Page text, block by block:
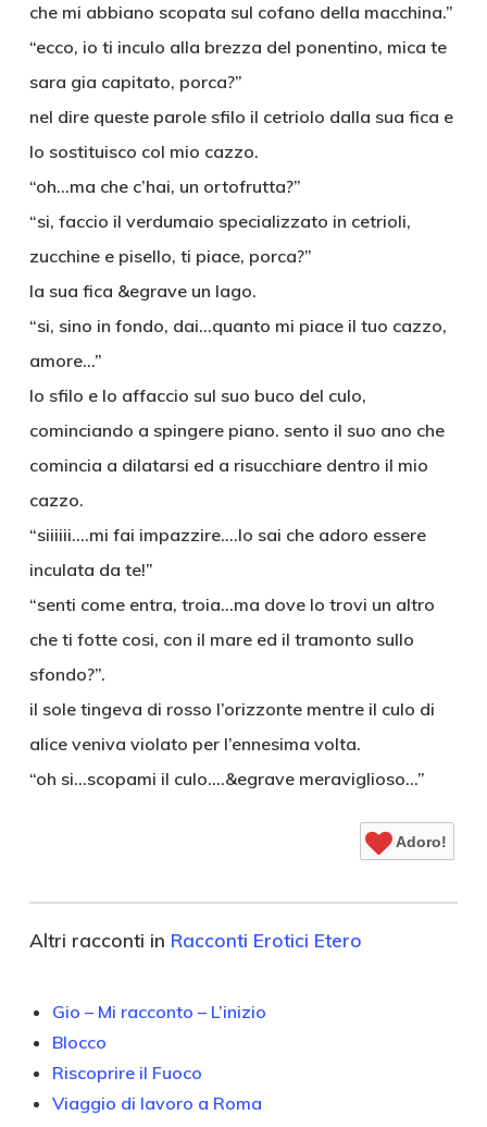
che mi abbiano scopata sul cofano della macchina.”
“ecco, io ti inculo alla brezza del ponentino, mica te
sara gia capitato, porca?”
nel dire queste parole sfilo il cetriolo dalla sua fica e
lo sostituisco col mio cazzo.
“oh…ma che c’hai, un ortofrutta?”
“si, faccio il verdumaio specializzato in cetrioli,
zucchine e pisello, ti piace, porca?”
la sua fica &egrave un lago.
“si, sino in fondo, dai…quanto mi piace il tuo cazzo,
amore…”
lo sfilo e lo affaccio sul suo buco del culo,
cominciando a spingere piano. sento il suo ano che
comincia a dilatarsi ed a risucchiare dentro il mio
cazzo.
“siiiiii….mi fai impazzire….lo sai che adoro essere
inculata da te!”
“senti come entra, troia…ma dove lo trovi un altro
che ti fotte cosi, con il mare ed il tramonto sullo
sfondo?”.
il sole tingeva di rosso l’orizzonte mentre il culo di
alice veniva violato per l’ennesima volta.
“oh si…scopami il culo….&egrave meraviglioso…”
Adoro!
Altri racconti in Racconti Erotici Etero
Gio – Mi racconto – L’inizio
Blocco
Riscoprire il Fuoco
Viaggio di lavoro a Roma